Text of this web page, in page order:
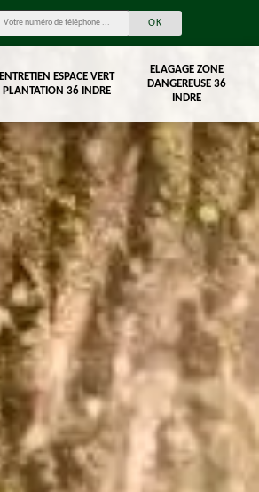
ENTRETIEN ESPACE VERT
PLANTATION 36 INDRE
ELAGAGE ZONE
DANGEREUSE 36
INDRE